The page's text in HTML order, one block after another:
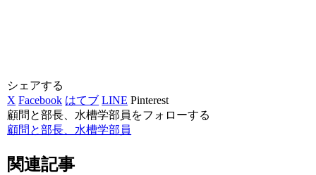
シェアする
X Facebook はてブ LINE Pinterest
顧問と部長、水槽学部員をフォローする
顧問と部長、水槽学部員
関連記事